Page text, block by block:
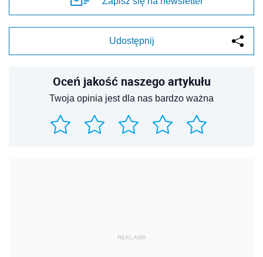
Udostępnij
Oceń jakość naszego artykułu
Twoja opinia jest dla nas bardzo ważna
REKLAMA